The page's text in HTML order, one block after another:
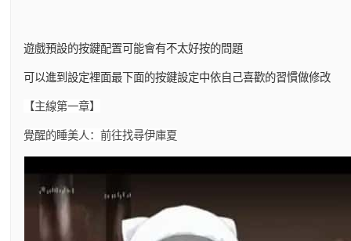
遊戲預設的按鍵配置可能會有不太好按的問題
可以進到設定裡面最下面的按鍵設定中依自己喜歡的習慣做修改
【主線第一章】
覺醒的睡美人：前往找尋伊庫夏